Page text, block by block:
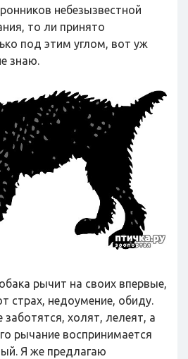
небезызвестной
то ли принято
под этим углом, вот уж
знаю.
рычит на своих впервые,
страх, недоумение, обиду.
заботятся, холят, лелеят, а
рычание воспринимается
Я же предлагаю